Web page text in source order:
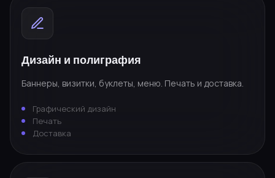
Дизайн и полиграфия
Баннеры, визитки, буклеты, меню. Печать и доставка.
Графический дизайн
Печать
Доставка